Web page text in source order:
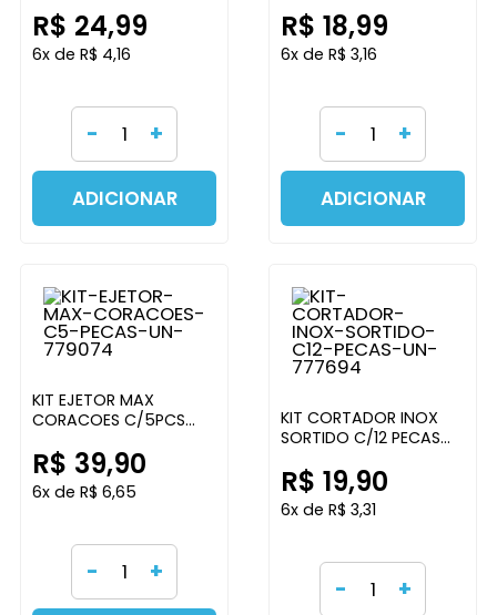
BLUESTARNET
R$ 24,99
6x de R$ 4,16
- +
ADICIONAR
BLUEST
R$ 18,99
6x de R$ 3,16
- +
ADICIONAR
KIT EJETOR MAX
CORACOES C/5PCS
R$ 39,90
6x de R$ 6,65
- +
KIT CORTADOR INOX
SORTIDO C/12 PECAS
R$ 19,90
6x de R$ 3,31
- +